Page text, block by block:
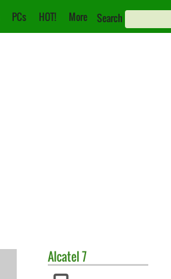
PCs HOT! More Search
Alcatel7